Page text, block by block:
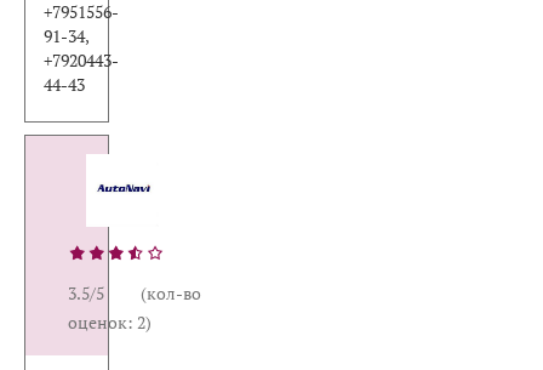
+7951556-
91-34,
+7920443-
44-43
3.5/5 (кол-во
оценок: 2)